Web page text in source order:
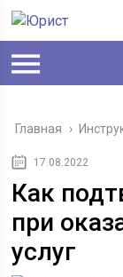
Главная ›
17.08.2022
Как
при
услуг